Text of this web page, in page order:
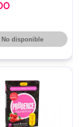
No disponible